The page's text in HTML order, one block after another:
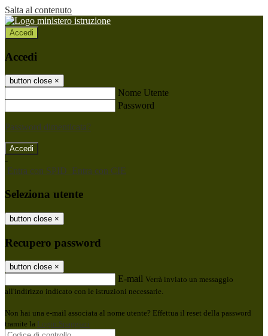
Salta al contenuto
Accedi
Accedi
button close ×
Nome Utente
Password
Password dimenticata?
-
Entra con SPID Entra con CIE
Seleziona utente
button close ×
Recupero password
button close ×
E-mail Verrà inviato un messaggio
all'indirizzo indicato con le istruzioni necessarie.
Non hai una e-mail associata al nome utente? Effettua il reset della password
tramite la Login Spaggiari